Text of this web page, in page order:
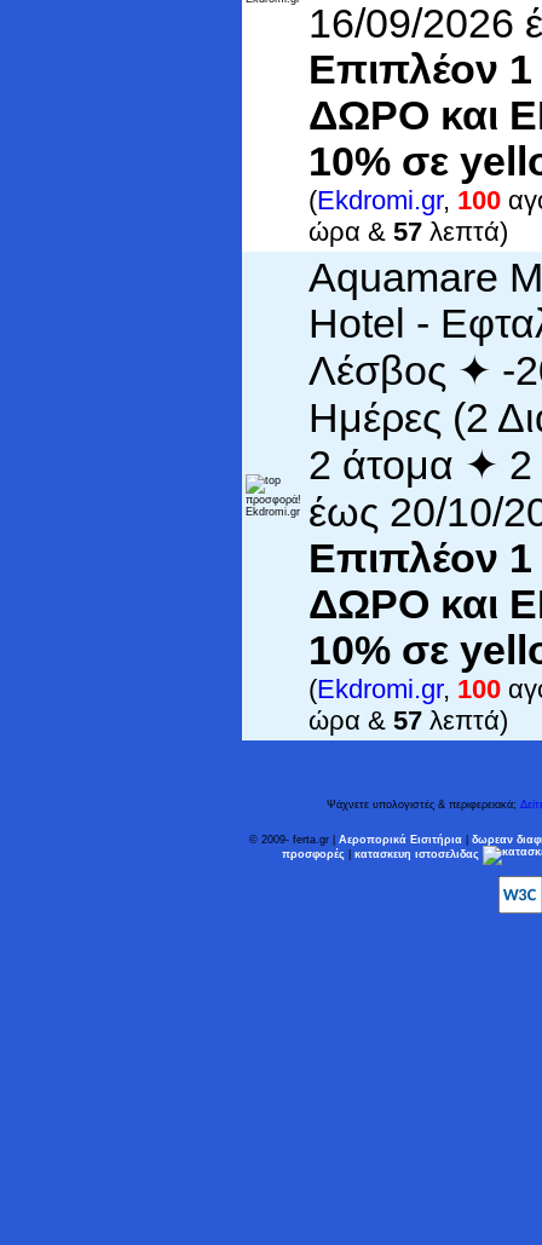
16/09/2026
Επιπλέον 1
ΔΩΡΟ και
10% σε
(Ekdromi.gr, 100
ώρα & 57 λεπτά)
Aquamare
Hotel -
Λέσβος ✦ -
Ημέρες (2
2 άτομα ✦
έως 20/10/
Επιπλέον 1
ΔΩΡΟ και
10% σε
(Ekdromi.gr, 100
ώρα & 57 λεπτά)
Ψάχνετε υπολογιστές & περιφερειακά;
© 2009-ferta.gr | Αεροπορικά Εισιτήρια| δωρεαν
προσφορές
κατασκευη ιστοσελιδας